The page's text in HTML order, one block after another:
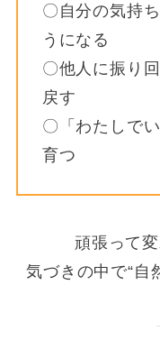
〇自分の気持
うになる
〇他人に振り
戻す
〇「わたしで
育つ
頑張って
気づきの中で“自